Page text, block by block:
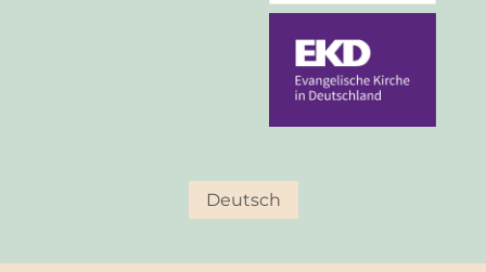
Deutsch